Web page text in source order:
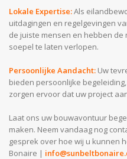
Lokale Expertise:Als
uitdagingen en regelgevingen
de juiste mensen en hebben de
soepel te laten verlopen.
Persoonlijke Aandacht: Uw
bieden persoonlijke
zorgen ervoor dat uw project
Laat ons uw bouwavontuur
maken. Neem vandaag nog
gesprek over hoe wij u kunnen
Bonaire |